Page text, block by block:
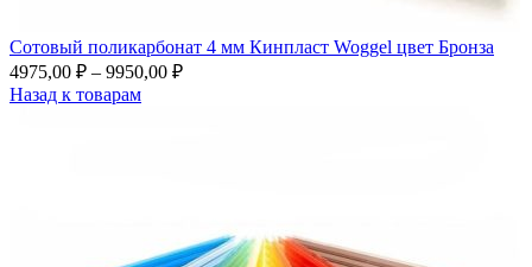
Сотовый поликарбонат 4 мм Кинпласт Woggel цвет Бронза
4975,00 ₽ – 9950,00 ₽
Назад к товарам